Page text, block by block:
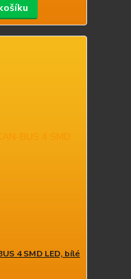
4 SMD LED, bílé